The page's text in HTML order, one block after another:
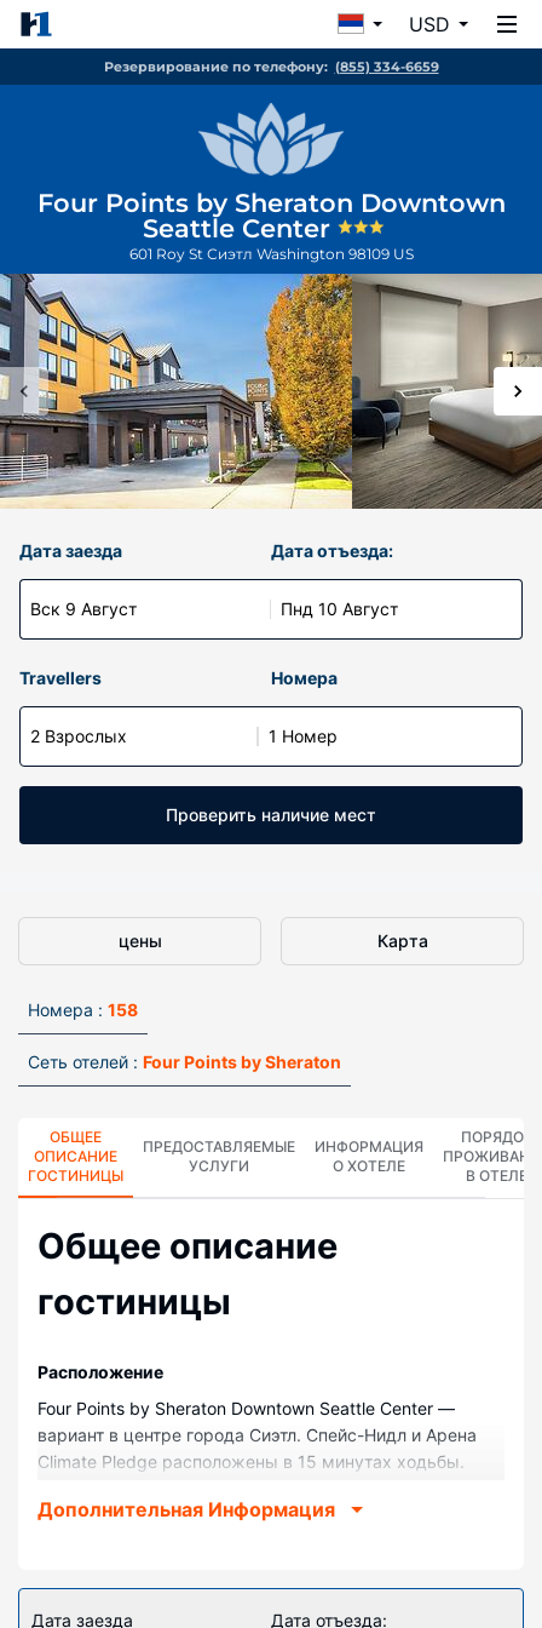
USD
Резервирование по телефону: (855) 334-6659
Four Points by Sheraton Downtown
Seattle Center
601 Roy St Сиэтл Washington 98109 US
Дата заезда
Вск 9 Август
Дата отъезда:
Пнд 10 Август
Travellers Номера
2 Взрослых 1 Номер
Проверить наличие мест
цены Карта
Номера : 158
Сеть отелей : Four Points by Sheraton
ОБЩЕЕ
ОПИСАНИЕ
ГОСТИНИЦЫ
ПРЕДОСТАВЛЯЕМЫЕ
УСЛУГИ
ИНФОРМАЦИЯ
О ХОТЕЛЕ
ПОРЯДОК
В ОТЕЛЕ
Общее описание
гостиницы
Pасположение
Four Points by Sheraton Downtown Seattle Center —
вариант в центре города Сиэтл. Спейс-Нидл и Арена
Climate Pledge расположены в 15 минутах ходьбы.
(береговая линия) находится в 1,8 км, Круизный
Почувствуйте себя как дома в одном из 158 номеров,
Дополнительная Информация
Дата заезда Дата отъезда: